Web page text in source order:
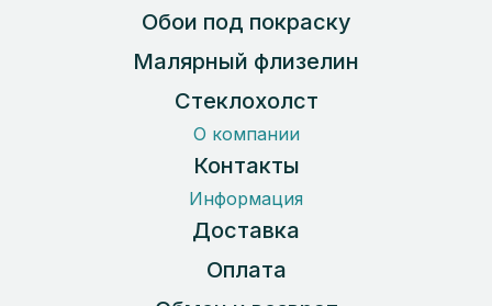
Обои под покраску
Малярный флизелин
Стеклохолст
О компании
Контакты
Информация
Доставка
Оплата